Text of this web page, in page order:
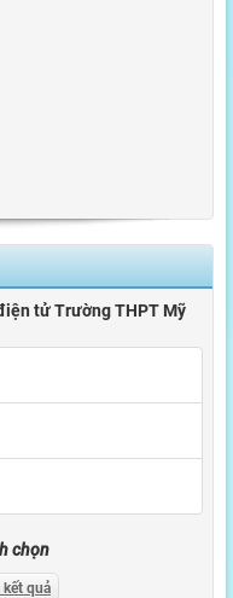
tử Trường THPT Mỹ
chọn
kết quả